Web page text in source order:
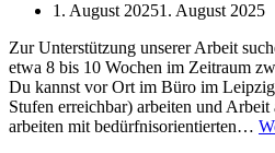
1. August 20251. August 2025
Zur Unterstützung unserer Arbeit
etwa 8 bis 10 Wochen im Zeitraum
Du kannst vor Ort im Büro im
Stufen erreichbar) arbeiten und
arbeiten mit bedürfnisorientierten…